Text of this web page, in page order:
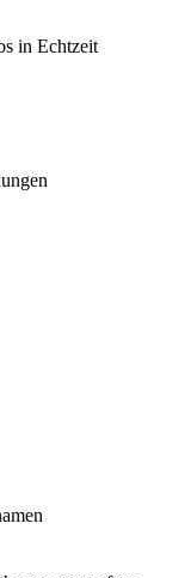
in Echtzeit